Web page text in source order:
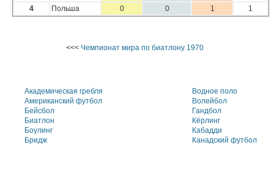
4
Польша 0 0 1 1
<<< Чемпионат мира по биатлону 1970
Академическая гребля
Американский футбол
Бейсбол
Биатлон
Боулинг
Бридж
Водное поло
Волейбол
Гандбол
Кёрлинг
Кабадди
Канадский футбол